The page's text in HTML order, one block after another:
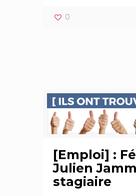
0
[Emploi] :
Julien
stagiaire